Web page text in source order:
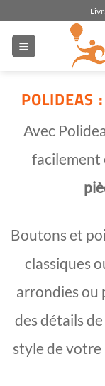
au
contenu
POLIDEAS
Avec
facilement
Boutons et
classiques
arrondies ou
des détails
style de votre